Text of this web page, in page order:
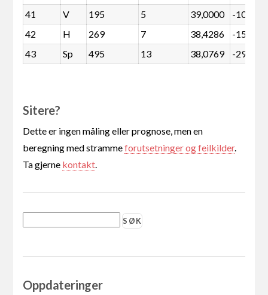
41
V 195 5 39,0000
-108
42
H 269 7 38,4286
-156
43
Sp 495 13 38,0769 -293
Sitere?
Dette er ingen måling eller prognose, men en
beregning med strammeforutsetninger og feilkilder.
Ta gjerne kontakt.
Oppdateringer